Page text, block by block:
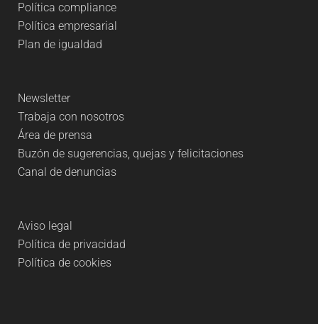
Política compliance
Política empresarial
Plan de igualdad
Newsletter
Trabaja con nosotros
Área de prensa
Buzón de sugerencias, quejas y felicitaciones
Canal de denuncias
Aviso legal
Política de privacidad
Política de cookies